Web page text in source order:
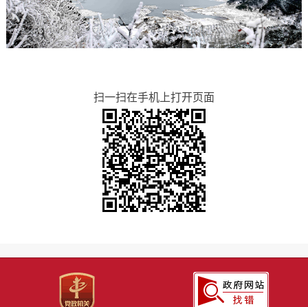
扫一扫在手机上打开页面